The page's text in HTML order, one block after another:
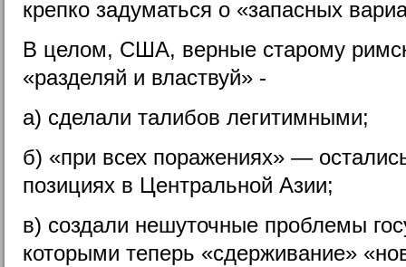
крепко задуматься о «запасных
В целом, США, верные старому
«разделяй и властвуй» -
а) сделали талибов легитимными;
б) «при всех поражениях» —
позициях в Центральной Азии;
в) создали нешуточные проблемы
которыми теперь «сдерживание»